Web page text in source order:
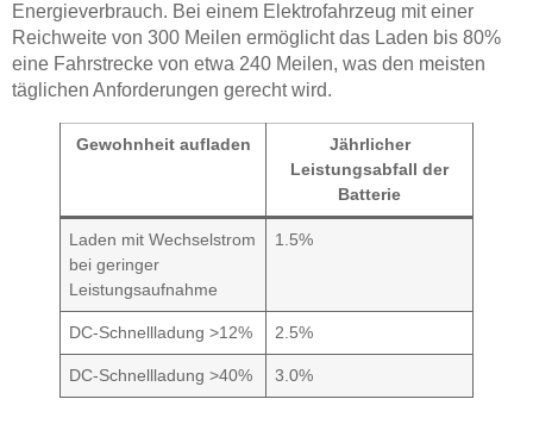
Energieverbrauch. Bei einem Elektrofahrzeug mit einer
Reichweite von 300 Meilen ermöglicht das Laden bis 80%
eine Fahrstrecke von etwa 240 Meilen, was den meisten
täglichen Anforderungen gerecht wird.
Gewohnheit aufladen
Jährlicher
Leistungsabfall der
Batterie
Laden mit Wechselstrom
bei geringer
Leistungsaufnahme
1.5%
DC-Schnellladung >12% 2.5%
DC-Schnellladung >40% 3.0%